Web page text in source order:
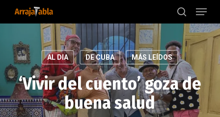
content
search
Menu
AL DIA DE CUBA MÁS LEÍDOS
‘Vivir del cuento’ goza de
buena salud